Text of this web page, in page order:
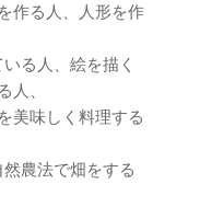
作る人、人形を作
る人、絵を描く
人、
美味しく料理する
農法で畑をする